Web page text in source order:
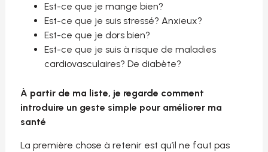
Est-ce que je mange bien?
Est-ce que je suis stressé? Anxieux?
Est-ce que je dors bien?
Est-ce que je suis à risque de maladies
cardiovasculaires? De diabète?
À partir de ma liste, je regarde comment
introduire un geste simple pour améliorer ma
santé
La première chose à retenir est qu’il ne faut pas